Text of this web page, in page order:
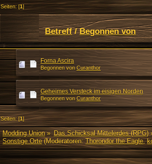
Seiten: [1]
Betreff/Begonnen von
Forna Ascira
Begonnen von Curanthor
Geheimes Versteck im eisigen Norden
Begonnen von Curanthor
Seiten: [1]
Modding Union» Das Schicksal Mittelerdes (RPG)
Sonstige Orte(Moderatoren:Thorondor the Eagle,